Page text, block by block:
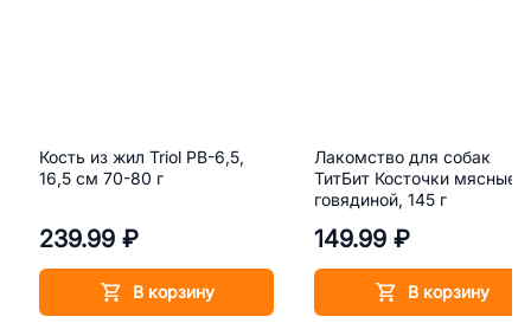
Кость из жил Triol PB-6,5,
16,5 см 70-80 г
239.99 ₽
В корзину
Лакомство для собак
ТитБит Косточки мясные с
говядиной, 145 г
149.99 ₽
В корзину